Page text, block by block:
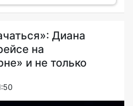
Диана
на
и не только